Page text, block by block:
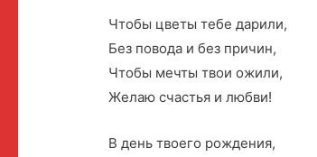
Чтобы цветы тебе дарили,
Без повода и без причин,
Чтобы мечты твои ожили,
Желаю счастья и любви!
В день твоего рождения,